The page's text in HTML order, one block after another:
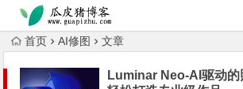
跳转到主内容
首页 AI修图 文章
Luminar Neo-AI驱动的